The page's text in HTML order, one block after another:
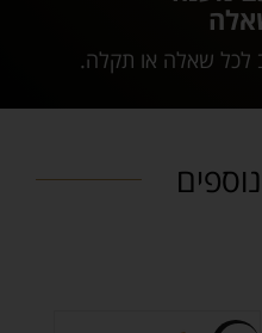
לכל שאלה או תקלה.